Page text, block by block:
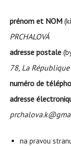
prénom et NOM
PRCHALOVÁ
adresse postale
78, La
numéro de
adresse
na pravou